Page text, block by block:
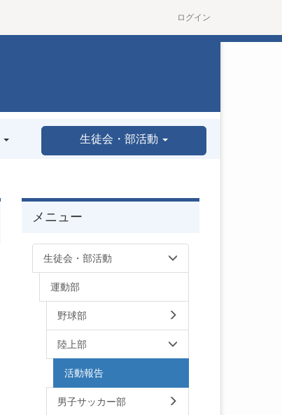
ログイン
生徒会・部活動
メニュー
生徒会・部活動
運動部
野球部
陸上部
活動報告
男子サッカー部